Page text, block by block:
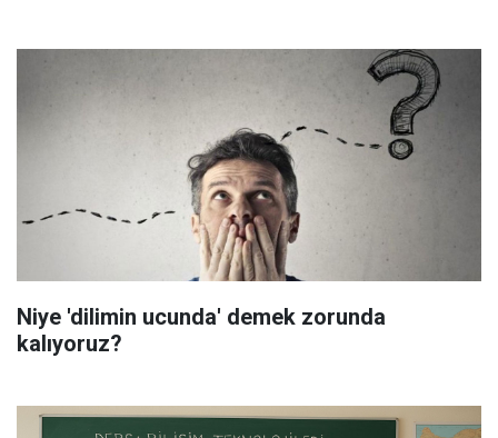
Niye 'dilimin ucunda' demek zorunda
kalıyoruz?